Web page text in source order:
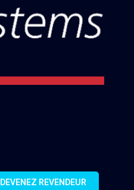
DEVENEZ REVENDEUR